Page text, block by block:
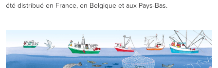
été distribué en France, en Belgique et aux Pays-Bas.